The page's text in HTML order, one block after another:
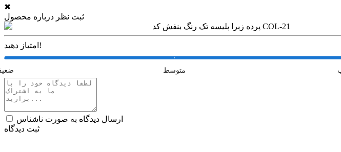
✖
ثبت نظر درباره محصول
پرده زبرا پلیسه تک رنگ بنفش کد COL-21
امتیاز دهید!
متوسط
ارسال دیدگاه به صورت ناشناس
ثبت دیدگاه